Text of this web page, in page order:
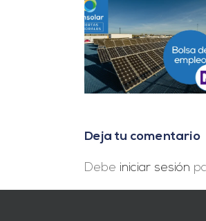
Project
Madrid
Deja tu comentario
Debe iniciar sesión